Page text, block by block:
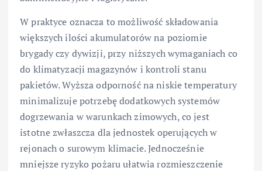
W praktyce oznacza to możliwość składowania
większych ilości akumulatorów na poziomie
brygady czy dywizji, przy niższych wymaganiach co
do klimatyzacji magazynów i kontroli stanu
pakietów. Wyższa odporność na niskie temperatury
minimalizuje potrzebę dodatkowych systemów
dogrzewania w warunkach zimowych, co jest
istotne zwłaszcza dla jednostek operujących w
rejonach o surowym klimacie. Jednocześnie
mniejsze ryzyko pożaru ułatwia rozmieszczenie